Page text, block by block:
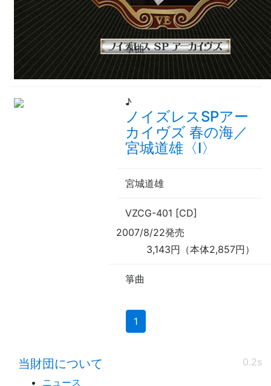
箏曲
♪
ノイズレスSPアー
カイヴズ 春の海／
宮城道雄〈Ⅰ〉
宮城道雄
VZCG-401 [CD]
2007/8/22発売
3,143円（本体2,857円）
箏曲
1(current)
0.2s
当財団について
ニュース